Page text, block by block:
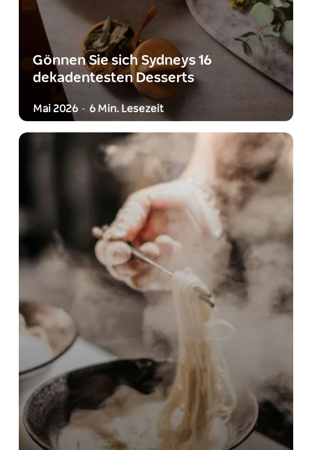
Gönnen Sie sich Sydneys 16
dekadentesten Desserts
Mai 2026 - 6 Min. Lesezeit